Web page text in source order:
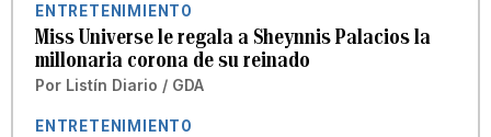
ENTRETENIMIENTO
Miss Universe le regala a Sheynnis Palacios la
millonaria corona de su reinado
Por Listín Diario / GDA
ENTRETENIMIENTO